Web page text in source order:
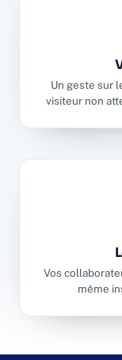
Un geste sur
visiteur non
Vos
même